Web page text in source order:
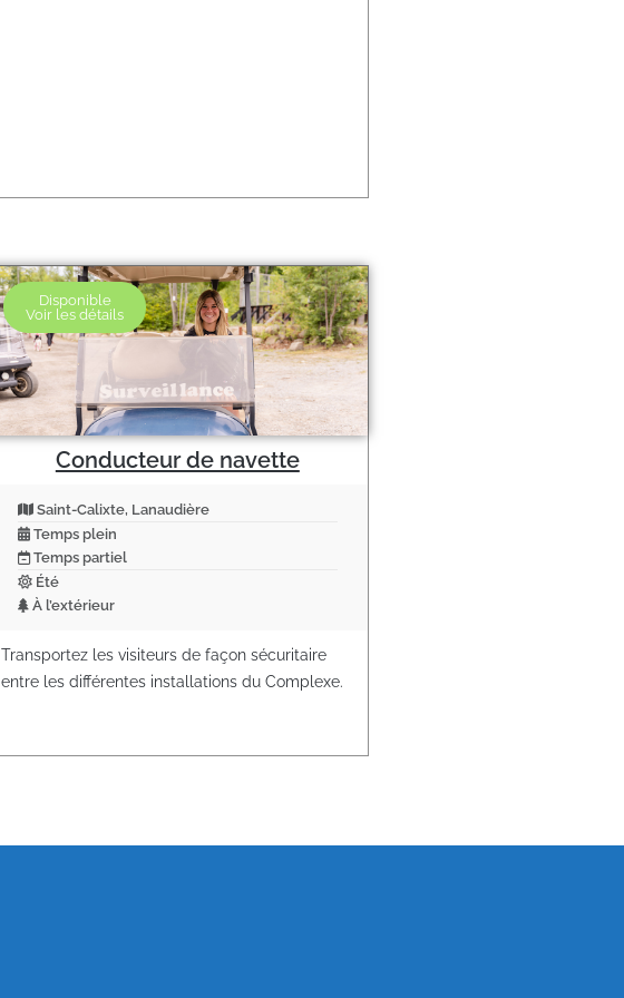
Conducteur de navette
Saint-Calixte, Lanaudière
Temps plein
Temps partiel
Été
À l’extérieur
Transportez les visiteurs de façon sécuritaire
entre les différentes installations du Complexe.
Disponible
Voir les détails